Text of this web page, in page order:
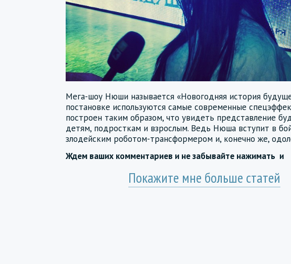
Мега-шоу Нюши называется «Новогодняя история
постановке используются самые современные
построен таким образом, что увидеть представление
детям, подросткам и взрослым. Ведь Нюша вступит в
злодейским роботом-трансформером и, конечно же,
Ждем ваших комментариев и не забывайте нажимать и
Покажите мне больше статей